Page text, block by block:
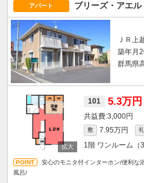
アパート ブリーズ・アエル
ＪＲ上
築年月
群馬県
101 5.3万円
3,000円
敷 7.95万円 礼
1階 ワンルーム（
安心のモニタ付インターホン/便利な
風呂/